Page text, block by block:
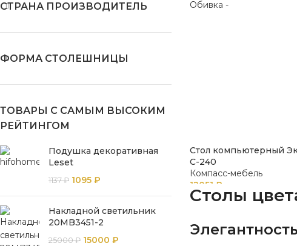
СТРАНА ПРОИЗВОДИТЕЛЬ
ФОРМА СТОЛЕШНИЦЫ
ТОВАРЫ С САМЫМ ВЫСОКИМ
РЕЙТИНГОМ
Подушка декоративная
Leset
1137₽ 1095 ₽
Накладной светильник
20MB3451-2
25000₽ 15000 ₽
Стол компьютерный
С-240
Компасс-мебель
12051 ₽
Столы